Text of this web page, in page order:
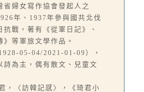
省婦女寫作協會發起人之
年、1937年參與國共北伐
抗戰，著有《從軍日記》、
》等軍旅文學作品。
05-04/2021-01-09），
詩為主，偶有散文、兒童文
，〈訪韓記感〉，《琦君小